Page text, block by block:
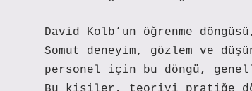
David Kolb’un öğrenme
Somut deneyim, gözlem ve
personel için bu döngü,